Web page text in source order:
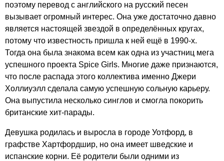
поэтому перевод с английского на русский песен
вызывает огромный интерес. Она уже достаточно давно
является настоящей звездой в определённых кругах,
потому что известность пришла к ней ещё в 1990-х.
Тогда она была знакома всем как одна из участниц мега
успешного проекта Spice Girls. Многие даже признаются,
что после распада этого коллектива именно Джери
Холлиуэлл сделала самую успешную сольную карьеру.
Она выпустила несколько синглов и смогла покорить
британские хит-парады.
Девушка родилась и выросла в городе Уотфорд, в
графстве Хартфордшир, но она имеет шведские и
испанские корни. Её родители были одними из